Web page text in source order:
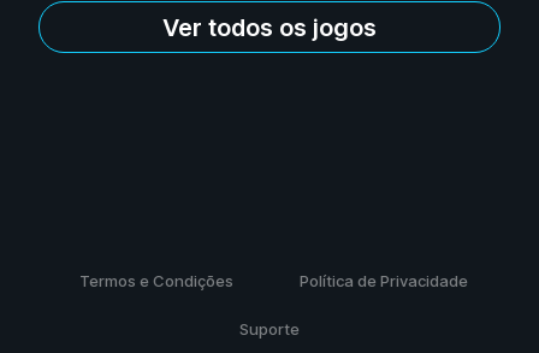
Ver todos os jogos
Termos e Condições Política de Privacidade
Suporte